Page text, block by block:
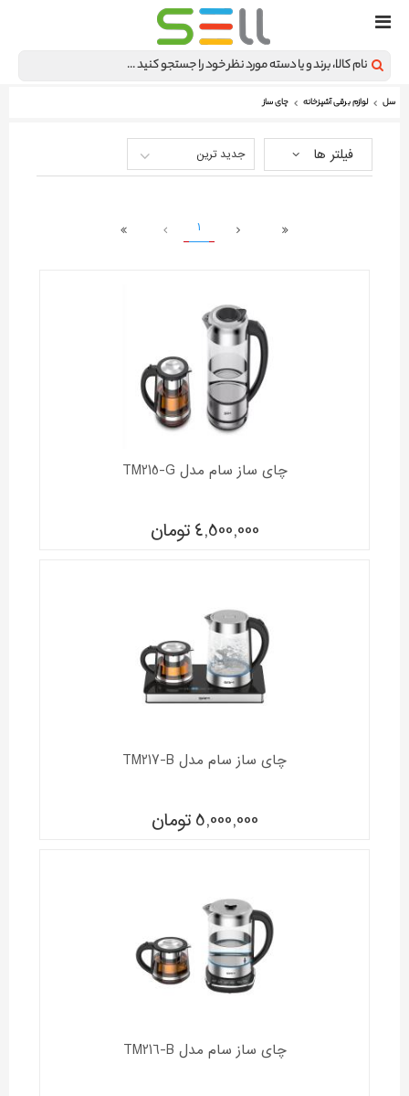
سل لوازم برقی آشپزخانه چای ساز
فیلتر ها جدید ترین
1
چای ساز سام مدل TM215-G
4,500,000 تومان
چای ساز سام مدل TM217-B
5,000,000 تومان
چای ساز سام مدل TM216-B